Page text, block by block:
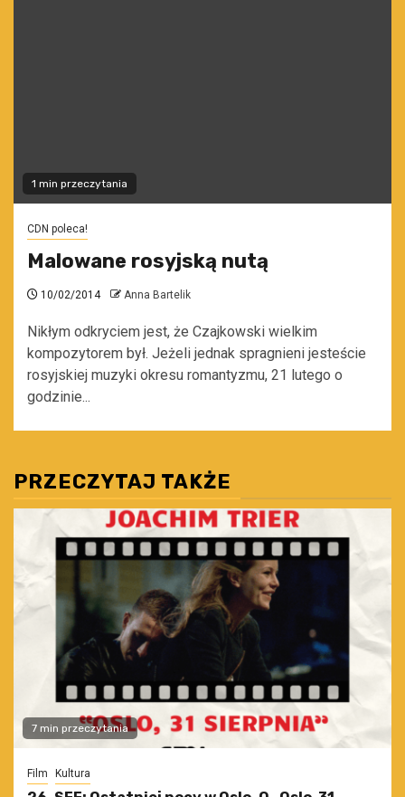
1 min przeczytania
CDN poleca!
Malowane rosyjską nutą
10/02/2014 Anna Bartelik
Nikłym odkryciem jest, że Czajkowski wielkim
kompozytorem był. Jeżeli jednak spragnieni jesteście
rosyjskiej muzyki okresu romantyzmu, 21 lutego o
godzinie...
PRZECZYTAJ TAKŻE
7 min przeczytania
Film Kultura